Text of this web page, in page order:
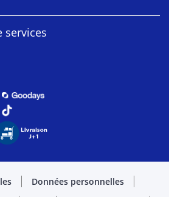
services
Données personnelles